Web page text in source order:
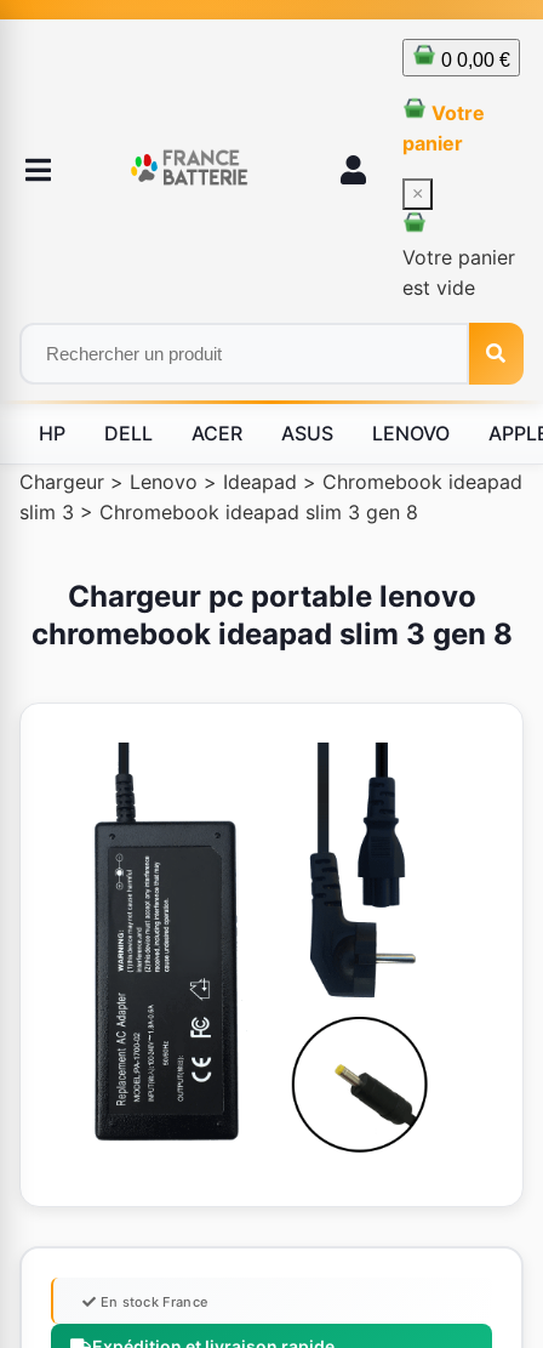
0 0,00 €
Votre
panier
×
Votre panier
est vide
HP DELL ACER ASUS LENOVO
Chargeur > Lenovo > Ideapad > Chromebook ideapad
slim 3 > Chromebook ideapad slim 3 gen 8
Chargeur pc portable lenovo
chromebook ideapad slim 3 gen 8
En stock France